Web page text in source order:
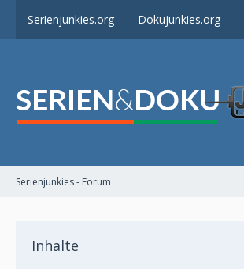
Serienjunkies.org Dokujunkies.org
Serienjunkies - Forum
Inhalte